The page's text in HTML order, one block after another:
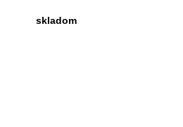
skladom